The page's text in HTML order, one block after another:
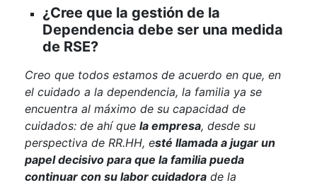
¿Cree que la gestión de la
Dependencia debe ser una medida
de RSE?
Creo que todos estamos de acuerdo en que, en
el cuidado a la dependencia, la familia ya se
encuentra al máximo de su capacidad de
cuidados: de ahí que la empresa, desde su
perspectiva de RR.HH, esté llamada a jugar un
papel decisivo para que la familia pueda
continuar con su labor cuidadora de la